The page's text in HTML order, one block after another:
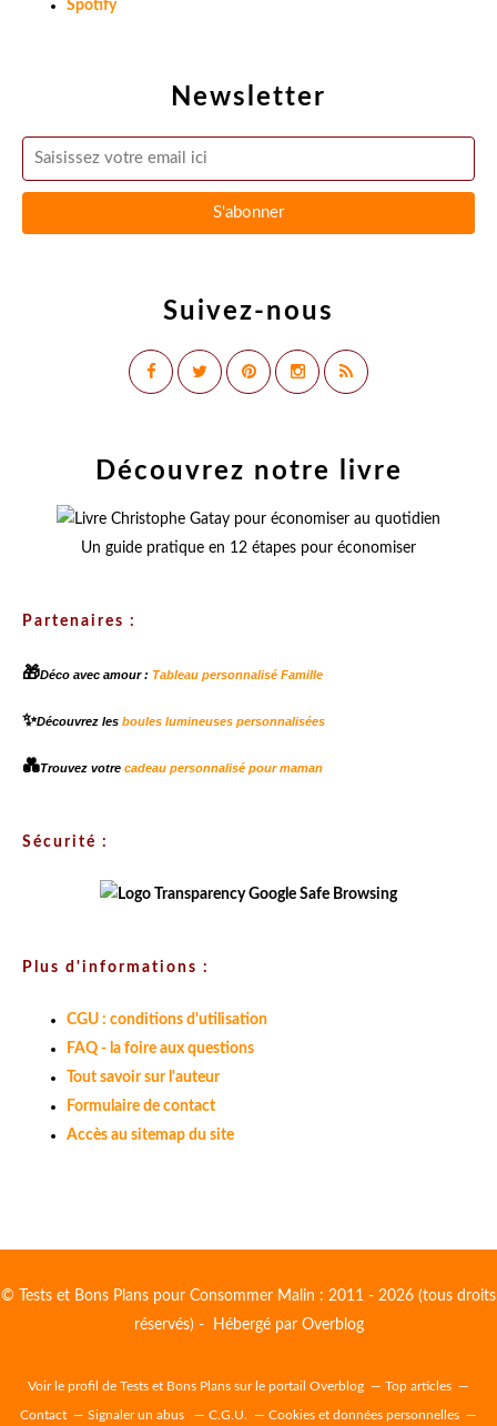
Newsletter
Suivez-nous
Spotify
Découvrez notre livre
Un guide pratique en 12 étapes pour économiser
Partenaires :
🎁Déco avec amour : Tableau personnalisé Famille
✨Découvrez les boules lumineuses personnalisées
💑Trouvez votre cadeau personnalisé pour maman
Sécurité :
Plus d'informations :
CGU : conditions d'utilisation
FAQ - la foire aux questions
Tout savoir sur l'auteur
Formulaire de contact
Accès au sitemap du site
© Tests et Bons Plans pour Consommer Malin : 2011 - 2026 (tous droits
réservés) - Hébergé par Overblog
Voir le profil de Tests et Bons Plans sur le portail Overblog Top articles
Contact Signaler un abus C.G.U. Cookies et données personnelles